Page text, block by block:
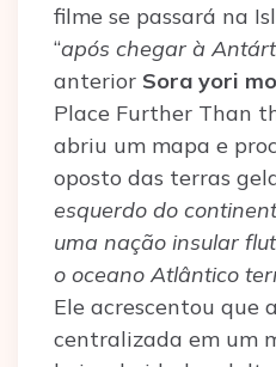
filme se passará na
“após chegar à
anterior Sora yori
Place Further Than
abriu um mapa e
oposto das terras
esquerdo do
uma nação insular
o oceano Atlântico
Ele acrescentou que
centralizada em um